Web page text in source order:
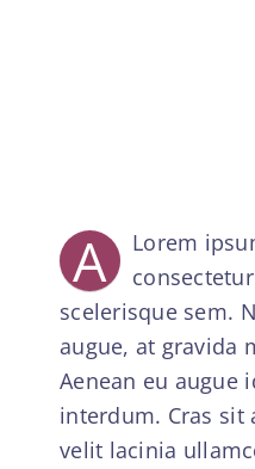
A
Lorem
scelerisque sem.
augue, at gravida
Aenean eu augue
interdum. Cras sit
velit lacinia